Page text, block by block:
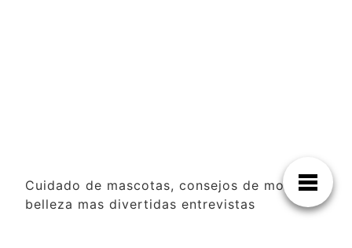
Cuidado de mascotas, consejos de moda y
belleza mas divertidas entrevistas